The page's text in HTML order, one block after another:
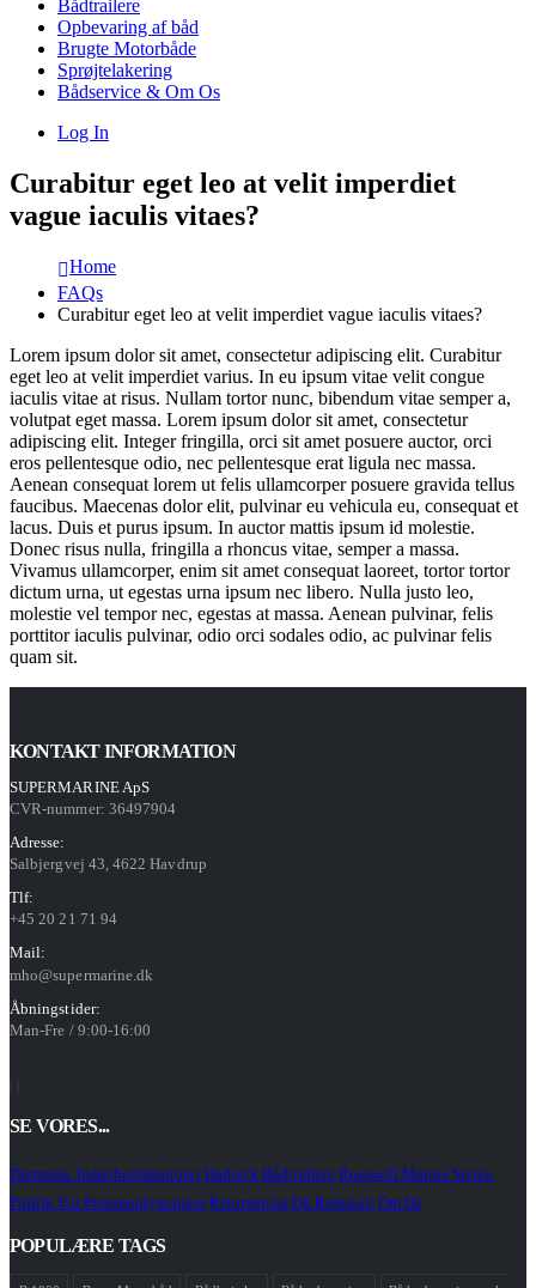
Bådtrailere
Opbevaring af båd
Brugte Motorbåde
Sprøjtelakering
Bådservice & Om Os
Log In
Curabitur eget leo at velit imperdiet
vague iaculis vitaes?
Home
FAQs
Curabitur eget leo at velit imperdiet vague iaculis vitaes?
Lorem ipsum dolor sit amet, consectetur adipiscing elit. Curabitur
eget leo at velit imperdiet varius. In eu ipsum vitae velit congue
iaculis vitae at risus. Nullam tortor nunc, bibendum vitae semper a,
volutpat eget massa. Lorem ipsum dolor sit amet, consectetur
adipiscing elit. Integer fringilla, orci sit amet posuere auctor, orci
eros pellentesque odio, nec pellentesque erat ligula nec massa.
Aenean consequat lorem ut felis ullamcorper posuere gravida tellus
faucibus. Maecenas dolor elit, pulvinar eu vehicula eu, consequat et
lacus. Duis et purus ipsum. In auctor mattis ipsum id molestie.
Donec risus nulla, fringilla a rhoncus vitae, semper a massa.
Vivamus ullamcorper, enim sit amet consequat laoreet, tortor tortor
dictum urna, ut egestas urna ipsum nec libero. Nulla justo leo,
molestie vel tempor nec, egestas at massa. Aenean pulvinar, felis
porttitor iaculis pulvinar, odio orci sodales odio, ac pulvinar felis
quam sit.
KONTAKT INFORMATION
SUPERMARINE ApS
CVR-nummer: 36497904
Adresse:
Salbjergvej 43, 4622 Havdrup
Tlf:
+45 20 21 71 94
Mail:
mho@supermarine.dk
Åbningstider:
Man-Fre / 9:00-16:00
SE VORES...
Diemmax Indenbordsmotorer Harbeck Bådtrailere Rosswell Marine Stereo
Politik For Personoplysninger Returnering Og Refusion Om Os
POPULÆRE TAGS